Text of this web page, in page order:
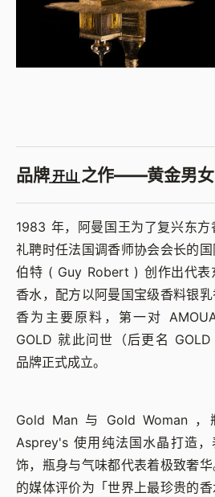
品牌 开山 之作——黄金男女
1983 年，阿曼国王为了复兴东
礼聘时任法国调香师协会会长的
伯特 ( Guy Robert ) 创作出代表
香水，配方以阿曼国宝级香料银
香为主要原料，第一对
GOLD 就此问世（后更名
品牌正式成立。
Gold Man 与 Gold Woman
Asprey's 使用纯法国水晶打造
饰，瓶身与气味都代表着极致奢
的媒体评价为「世界上最珍贵的